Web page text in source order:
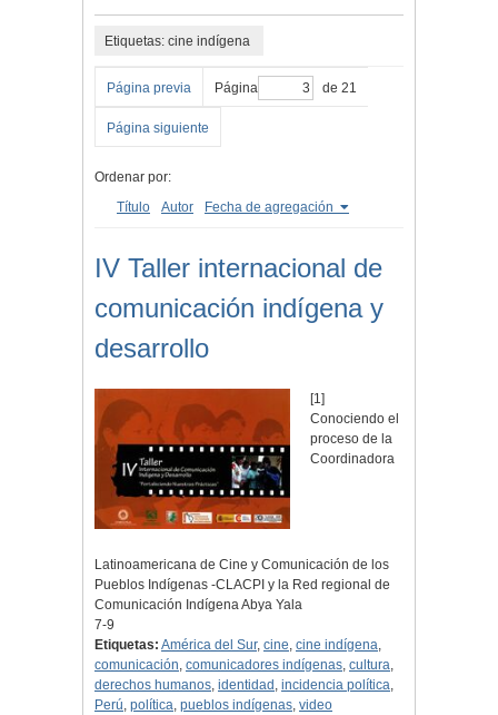
Etiquetas: cine indígena
Página previa Página de 21
Página siguiente
Ordenar por:
Título
Autor Fecha de agregación
IV Taller internacional de
comunicación indígena y
desarrollo
[1]
Conociendo el
proceso de la
Coordinadora
Latinoamericana de Cine y Comunicación de los
Pueblos Indígenas -CLACPI y la Red regional de
Comunicación Indígena Abya Yala
7-9
Etiquetas: América del Sur, cine, cine indígena,
comunicación, comunicadores indígenas, cultura,
derechos humanos, identidad , incidencia política,
Perú, política, pueblos indígenas, video